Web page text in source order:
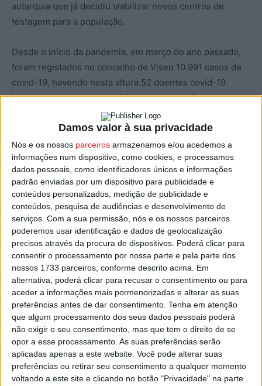
Damos valor à sua privacidade
Nós e os nossos parceiros armazenamos e/ou acedemos a
informações num dispositivo, como cookies, e processamos
dados pessoais, como identificadores únicos e informações
padrão enviadas por um dispositivo para publicidade e
conteúdos personalizados, medição de publicidade e
conteúdos, pesquisa de audiências e desenvolvimento de
serviços. Com a sua permissão, nós e os nossos parceiros
poderemos usar identificação e dados de geolocalização
precisos através da procura de dispositivos. Poderá clicar para
consentir o processamento por nossa parte e pela parte dos
nossos 1733 parceiros, conforme descrito acima. Em
alternativa, poderá clicar para recusar o consentimento ou para
aceder a informações mais pormenorizadas e alterar as suas
preferências antes de dar consentimento. Tenha em atenção
que algum processamento dos seus dados pessoais poderá
não exigir o seu consentimento, mas que tem o direito de se
opor a esse processamento. As suas preferências serão
aplicadas apenas a este website. Você pode alterar suas
preferências ou retirar seu consentimento a qualquer momento
voltando a este site e clicando no botão "Privacidade" na parte
autarquia que já decidiu viabilizar novos centros de
testagem para a população.
Desde o início da pandemia, em março do ano passado,
foram registados no concelho de Viseu 10.991 casos de
covid-19, havendo nesta altura 52 doentes covid-19
internados no Hospital de Viseu, dos quais 6 nos
Face à evolução negativa da pandemia no concelho, a
Comissão Municipal de Proteção Civil defendeu uma
estratégia de testagem massiva da população, posição
que mereceu a concordância da autarquia que já decidiu
facilitar a instalação de centros de testagem, por
entidades do setor da saúde, que queiram fazê-lo em
espaço público.
Esta e outras notícias para ouvir na Estação Diária – 96.8
FM ou em www.968.fm.
Pub
TAGS Covid-19